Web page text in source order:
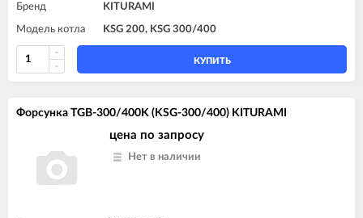
Бренд KITURAMI
Модель котла KSG 200, KSG 300/400
КУПИТЬ
Форсунка TGB-300/400K (KSG-300/400) KITURAMI
цена по запросу
Нет в наличии